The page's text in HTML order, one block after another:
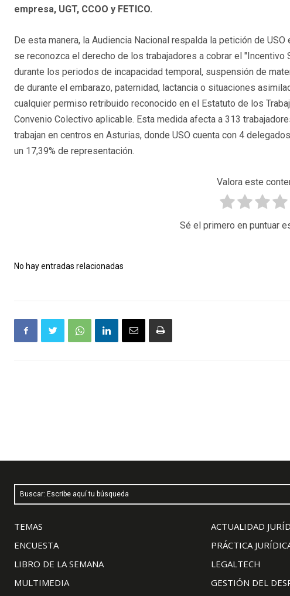
empresa, UGT, CCOO y FETICO.
De esta manera, la Audiencia Nacional respalda la petición de USO
se reconozca el derecho de los trabajadores a cobrar el "Incentivo
durante los periodos de incapacidad temporal, suspensión de
de durante el embarazo, paternidad, lactancia o situaciones
cualquier permiso retribuido reconocido en el Estatuto de los
Convenio Colectivo aplicable. Esta medida afecta a 313
trabajan en centros en Asturias, donde USO cuenta con 4
un 17,39% de representación.
Valora este
Sé el primero en puntuar
No hay entradas relacionadas
Buscar: Escribe aquí tu búsqueda
TEMAS
ENCUESTA
LIBRO DE LA SEMANA
MULTIMEDIA
ACTUALIDAD
PRÁCTICA
LEGALTECH
GESTIÓN DEL